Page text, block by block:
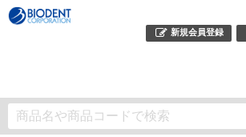
新規会員登録